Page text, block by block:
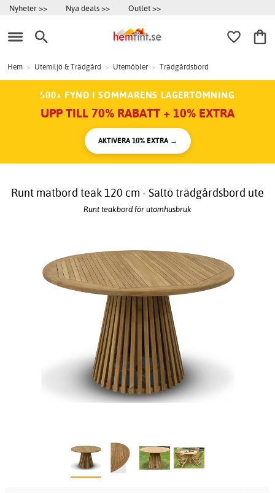
Nyheter >> Nya deals >> Outlet >>
Hem > Utemiljö & Trädgård > Utemöbler > Trädgårdsbord
500+ FYND I SOMMARENS LAGERTÖMNING
UPP TILL 70% RABATT + 10% EXTRA
AKTIVERA 10% EXTRA →
Runt matbord teak 120 cm - Saltö trädgårdsbord ute
Runt teakbord för utomhusbruk